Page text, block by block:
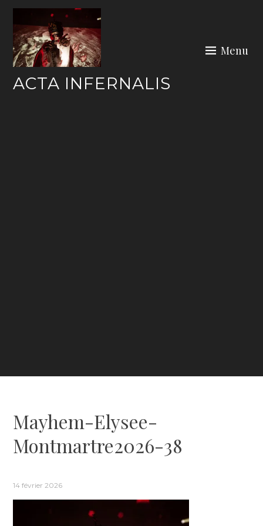
Skip
content
ACTA INFERNALIS
Menu
Mayhem-Elysee-
Montmartre2026-38
14 février 2026